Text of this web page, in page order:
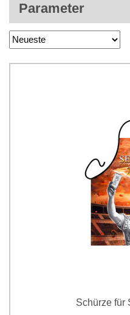
Parameter
Schürze für